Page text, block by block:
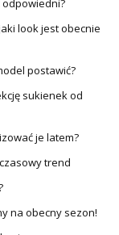
look jest obecnie
postawić?
sukienek od
je latem?
trend
na obecny sezon!